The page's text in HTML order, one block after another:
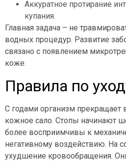
Аккуратное протирание
купания.
Главная задача – не
водных процедур. Развитие
связано с появлением
коже.
Правила по
С годами организм прекращает
кожное сало. Стопы начинают
более восприимчивы к
негативному воздействию. На
ухудшение кровообращения.